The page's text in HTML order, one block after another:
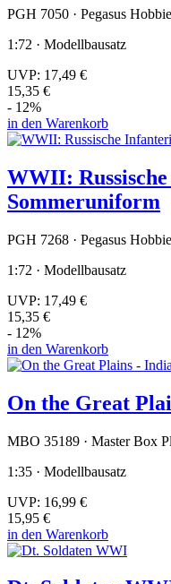
PGH 7050 · Pegasus
1:72 · Modellbausatz
UVP: 17,49 €
15,35 €
- 12%
in den Warenkorb
WWII:
Sommeruniform
PGH 7268 · Pegasus
1:72 · Modellbausatz
UVP: 17,49 €
15,35 €
- 12%
in den Warenkorb
On the Great
MBO 35189 · Master Box
1:35 · Modellbausatz
UVP: 16,99 €
15,95 €
in den Warenkorb